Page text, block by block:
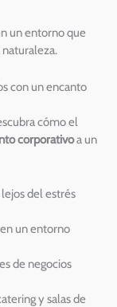
un entorno que
con un encanto
cómo el
corporativoa un
lejos del estrés
un entorno
de negocios
y salas de